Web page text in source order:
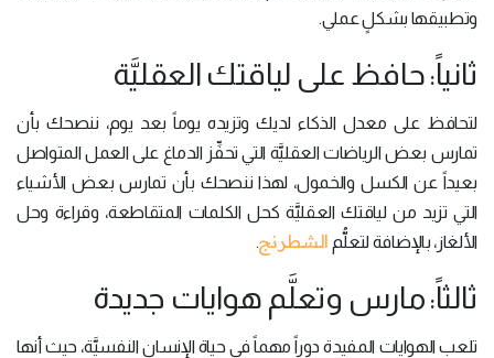
وتطبيقها بشكلٍ عملي.
ثانياً: حافظ على لياقتك العقليَّة
لتحافظ على معدل الذكاء لديك وتزيده يوماً بعد يوم، ننصحك بأن
تمارس بعض الرياضات العقليَّة التي تحفِّز الدماغ على العمل المتواصل
بعيداً عن الكسل والخمول، لهذا ننصحك بأن تمارس بعض الأشياء
التي تزيد من لياقتك العقليَّة كحل الكلمات المتقاطعة، وقراءة وحل
الألغاز، بالإضافة لتعلُّم الشطرنج.
ثالثاً: مارس وتعلَّم هوايات جديدة
تلعب الهوايات المفيدة دوراً مهماً في حياة الإنسان النفسيَّة، حيث أنها